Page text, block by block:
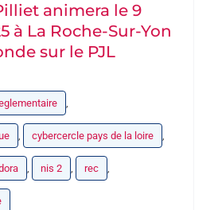
animera le 9
à La Roche-Sur-Yon
sur le PJL
,
, cybercercle pays de la loire ,
, nis 2 , rec ,